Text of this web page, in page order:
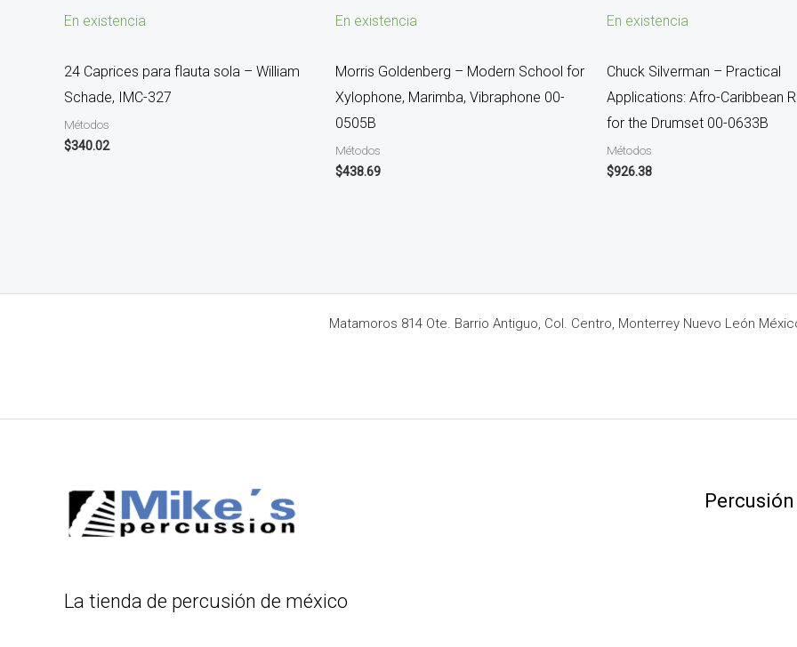
En existencia
24 Caprices para flauta sola – William
Schade, IMC-327
Métodos
$340.02
En existencia
Morris Goldenberg – Modern School for
Xylophone, Marimba, Vibraphone 00-
0505B
Métodos
$438.69
En existencia
Chuck Silverman – Practical
Applications: Afro-Caribbean
for the Drumset 00-0633B
Métodos
$926.38
Matamoros 814 Ote. Barrio Antiguo, Col. Centro, Monterrey Nuevo León
La tienda de percusión de méxico
Percusión